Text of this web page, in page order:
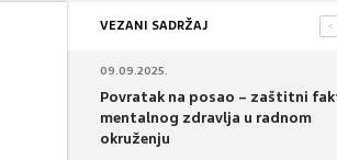
VEZANI SADRŽAJ <
09.09.2025.
Povratak na posao – zaštitni
mentalnog zdravlja u radnom
okruženju